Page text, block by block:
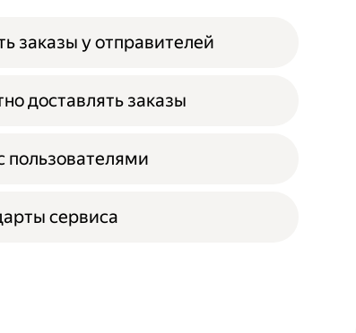
заказы у отправителей
доставлять заказы
сервиса